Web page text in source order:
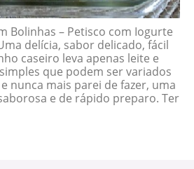
Bolinhas – Petisco com Iogurte
delícia, sabor delicado, fácil
caseiro leva apenas leite e
que podem ser variados
nunca mais parei de fazer, uma
e de rápido preparo. Ter